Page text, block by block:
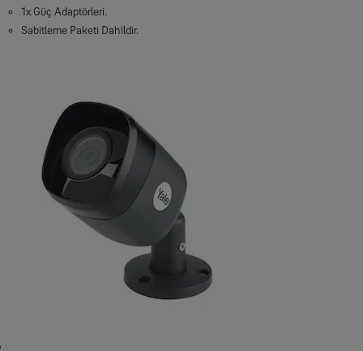
1x Güç Adaptörleri.
Sabitleme Paketi Dahildir.